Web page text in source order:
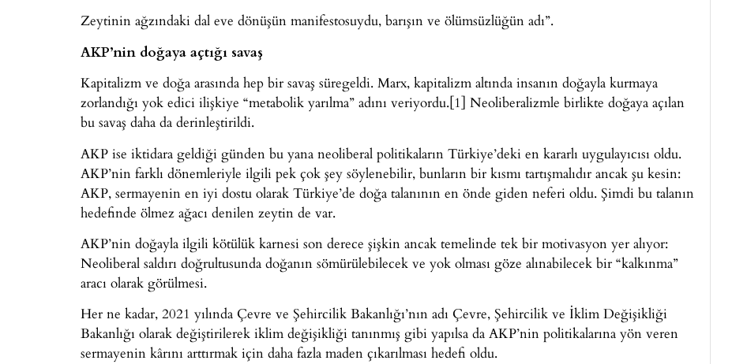
Zeytinin ağzındaki dal eve dönüşün manifestosuydu, barışın ve ölümsüzlüğün adı”.
AKP’nin doğaya açtığı savaş
Kapitalizm ve doğa arasında hep bir savaş süregeldi. Marx, kapitalizm altında insanın doğayla kurmaya
zorlandığı yok edici ilişkiye “metabolik yarılma” adını veriyordu.[1] Neoliberalizmle birlikte doğaya açılan
bu savaş daha da derinleştirildi.
AKP ise iktidara geldiği günden bu yana neoliberal politikaların Türkiye’deki en kararlı uygulayıcısı oldu.
AKP’nin farklı dönemleriyle ilgili pek çok şey söylenebilir, bunların bir kısmı tartışmalıdır ancak şu kesin:
AKP, sermayenin en iyi dostu olarak Türkiye’de doğa talanının en önde giden neferi oldu. Şimdi bu talanın
hedefinde ölmez ağacı denilen zeytin de var.
AKP’nin doğayla ilgili kötülük karnesi son derece şişkin ancak temelinde tek bir motivasyon yer alıyor:
Neoliberal saldırı doğrultusunda doğanın sömürülebilecek ve yok olması göze alınabilecek bir “kalkınma”
aracı olarak görülmesi.
Her ne kadar, 2021 yılında Çevre ve Şehircilik Bakanlığı’nın adı Çevre, Şehircilik ve İklim Değişikliği
Bakanlığı olarak değiştirilerek iklim değişikliği tanınmış gibi yapılsa da AKP’nin politikalarına yön veren
sermayenin kârını arttırmak için daha fazla maden çıkarılması hedefi oldu.